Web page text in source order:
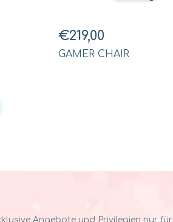
€219,00
GAMER CHAIR
Angebote und Privilegien nur für